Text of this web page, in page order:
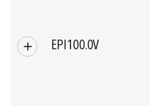
EPI100.0V